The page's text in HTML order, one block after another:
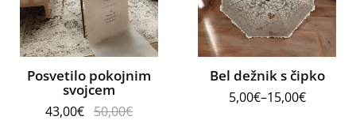
Posvetilo pokojnim
svojcem
50,00€
43,00€
Bel dežnik s čipko
5,00€–15,00€